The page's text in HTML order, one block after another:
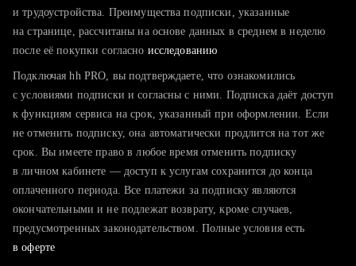
тратите много времени на поиск и вручную поднимаете
хотите сравнить себя с конкурентами и оценить шансы
и трудоустройства. Преимущества подписки, указанные
на странице, рассчитаны на основе данных в среднем в неделю
после её покупки согласно исследованию
Подключая hh PRO, вы подтверждаете, что ознакомились
с условиями подписки и согласны с ними. Подписка даёт доступ
к функциям сервиса на срок, указанный при оформлении. Если
не отменить подписку, она автоматически продлится на тот же
срок. Вы имеете право в любое время отменить подписку
в личном кабинете — доступ к услугам сохранится до конца
оплаченного периода. Все платежи за подписку являются
окончательными и не подлежат возврату, кроме случаев,
предусмотренных законодательством. Полные условия есть
в оферте